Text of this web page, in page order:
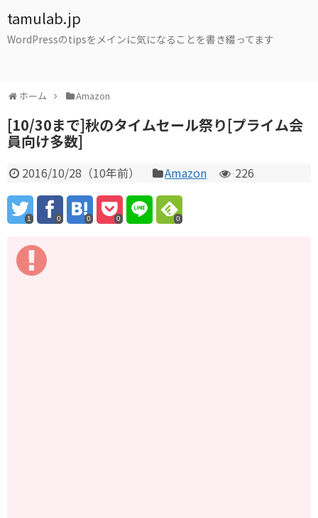
tamulab.jp
WordPressのtipsをメインに気になることを書き綴ってます
ホーム Amazon
[10/30まで]秋のタイムセール祭り[プライム会
員向け多数]
2016/10/28 （10年前） Amazon 226
1 0 0 0 0